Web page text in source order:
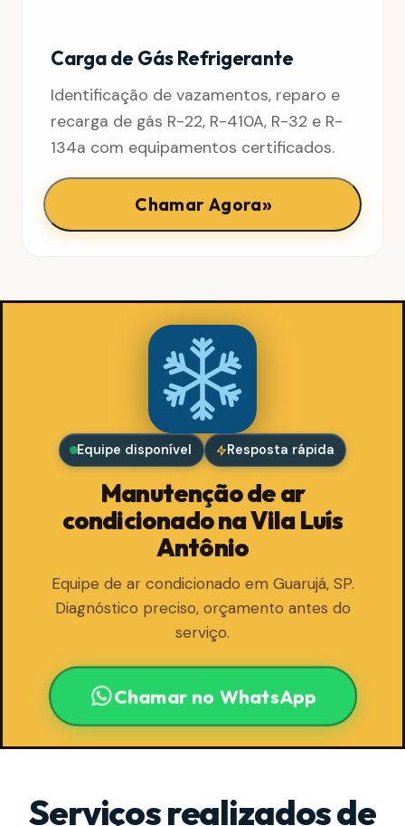
Carga de Gás Refrigerante
Identificação de vazamentos, reparo e
recarga de gás R-22, R-410A, R-32 e R-
134a com equipamentos certificados.
Chamar Agora»
Equipe disponível Resposta rápida
Manutenção de ar
condicionado na Vila Luís
Antônio
Equipe de ar condicionado em Guarujá, SP.
Diagnóstico preciso, orçamento antes do
serviço.
Chamar no WhatsApp
Serviços realizados de